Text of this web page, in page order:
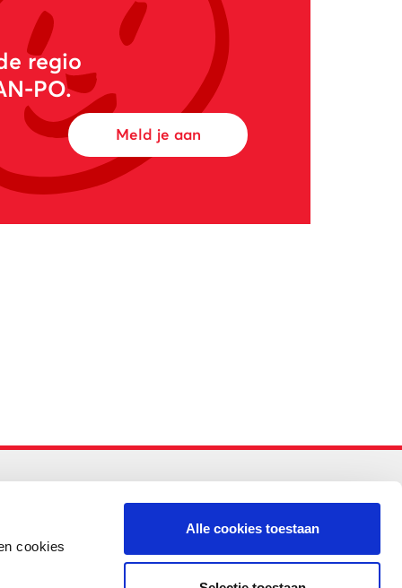
cookies
Alle cookies toestaan
regio
PO.
Meld je aan